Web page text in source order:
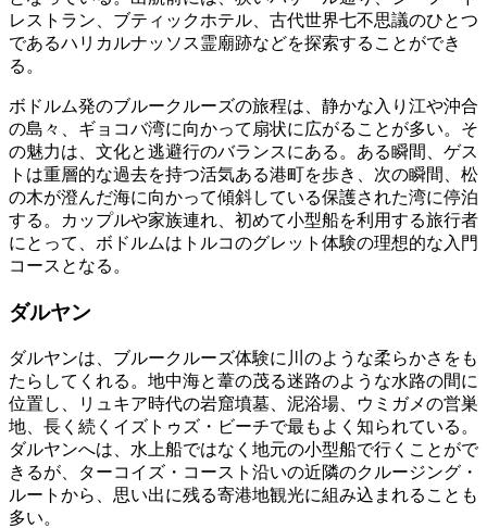
レストラン、ブティックホテル、古代世界七不思議のひとつ
であるハリカルナッソス霊廟跡などを探索することができ
る。
ボドルム発のブルークルーズの旅程は、静かな入り江や沖合
の島々、ギョコバ湾に向かって扇状に広がることが多い。そ
の魅力は、文化と逃避行のバランスにある。ある瞬間、ゲス
トは重層的な過去を持つ活気ある港町を歩き、次の瞬間、松
の木が澄んだ海に向かって傾斜している保護された湾に停泊
する。カップルや家族連れ、初めて小型船を利用する旅行者
にとって、ボドルムはトルコのグレット体験の理想的な入門
コースとなる。
ダルヤン
ダルヤンは、ブルークルーズ体験に川のような柔らかさをも
たらしてくれる。地中海と葦の茂る迷路のような水路の間に
位置し、リュキア時代の岩窟墳墓、泥浴場、ウミガメの営巣
地、長く続くイズトゥズ・ビーチで最もよく知られている。
ダルヤンへは、水上船ではなく地元の小型船で行くことがで
きるが、ターコイズ・コースト沿いの近隣のクルージング・
ルートから、思い出に残る寄港地観光に組み込まれることも
多い。